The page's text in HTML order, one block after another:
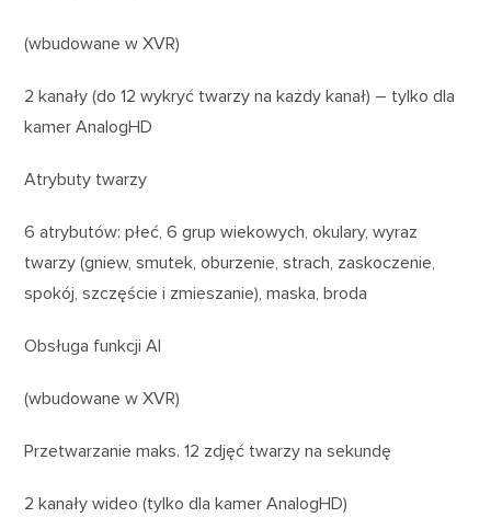
(wbudowane w XVR)
2 kanały (do 12 wykryć twarzy na każdy kanał) – tylko dla
kamer AnalogHD
Atrybuty twarzy
6 atrybutów: płeć, 6 grup wiekowych, okulary, wyraz
twarzy (gniew, smutek, oburzenie, strach, zaskoczenie,
spokój, szczęście i zmieszanie), maska, broda
Obsługa funkcji AI
(wbudowane w XVR)
Przetwarzanie maks. 12 zdjęć twarzy na sekundę
2 kanały wideo (tylko dla kamer AnalogHD)